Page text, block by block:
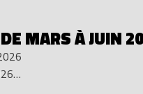
MARS À JUIN